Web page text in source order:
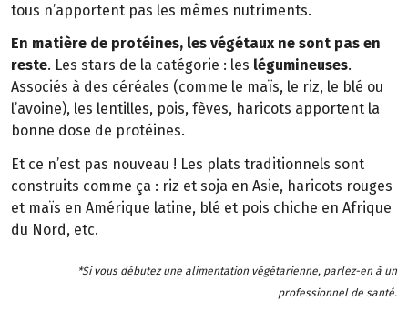
tous n’apportent pas les mêmes nutriments.
En matière de protéines, les végétaux ne sont pas en
reste. Les stars de la catégorie : les légumineuses.
Associés à des céréales (comme le maïs, le riz, le blé ou
l’avoine), les lentilles, pois, fèves, haricots apportent la
bonne dose de protéines.
Et ce n’est pas nouveau ! Les plats traditionnels sont
construits comme ça : riz et soja en Asie, haricots rouges
et maïs en Amérique latine, blé et pois chiche en Afrique
du Nord, etc.
*Si vous débutez une alimentation végétarienne, parlez-en à un
professionnel de santé.